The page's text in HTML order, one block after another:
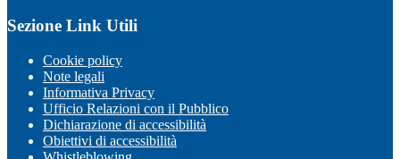
Sezione Link Utili
Cookie policy
Note legali
Informativa Privacy
Ufficio Relazioni con il Pubblico
Dichiarazione di accessibilità
Obiettivi di accessibilità